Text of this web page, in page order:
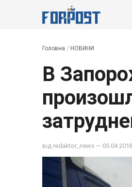
Головна / НОВИНИ
В
від redaktor_news —